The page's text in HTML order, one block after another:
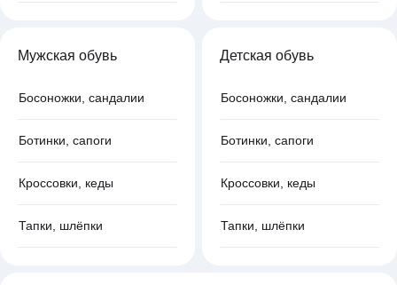
Мужская обувь
Босоножки, сандалии
Ботинки, сапоги
Кроссовки, кеды
Тапки, шлёпки
Детская обувь
Босоножки, сандалии
Ботинки, сапоги
Кроссовки, кеды
Тапки, шлёпки